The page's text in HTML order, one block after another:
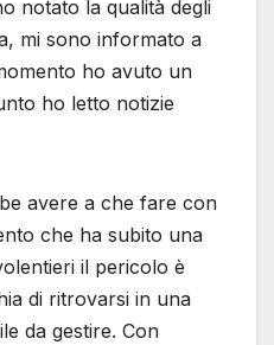
notato la qualità degli
mi sono informato a
ho avuto un
ho letto notizie
avere a che fare con
che ha subito una
il pericolo è
di ritrovarsi in una
da gestire. Con